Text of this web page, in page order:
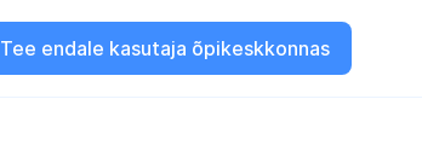
Tee endale kasutaja õpikeskkonnas